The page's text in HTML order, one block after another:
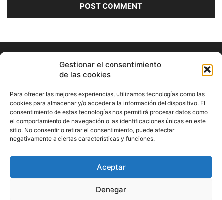
Gestionar el consentimiento
de las cookies
Para ofrecer las mejores experiencias, utilizamos tecnologías como las
cookies para almacenar y/o acceder a la información del dispositivo. El
consentimiento de estas tecnologías nos permitirá procesar datos como
el comportamiento de navegación o las identificaciones únicas en este
sitio. No consentir o retirar el consentimiento, puede afectar
negativamente a ciertas características y funciones.
Aceptar
Denegar
ABOUT US
Información Cultural de Málaga y otros de interés general
Contact us:musicamalaga55@gmail.com
FOLLOW US